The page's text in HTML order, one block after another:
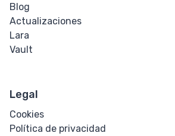
Blog
Actualizaciones
Lara
Vault
Legal
Cookies
Política de privacidad